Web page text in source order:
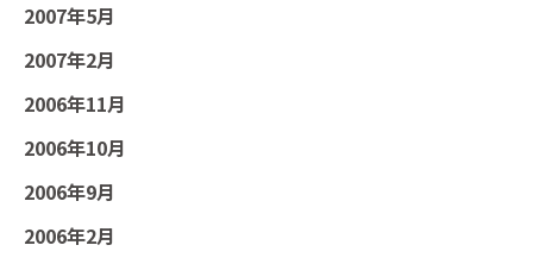
2007年5月
2007年2月
2006年11月
2006年10月
2006年9月
2006年2月